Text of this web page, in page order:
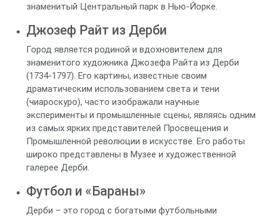
знаменитый Центральный парк в Нью-Йорке.
Джозеф Райт из Дерби
Город является родиной и вдохновителем для
знаменитого художника Джозефа Райта из Дерби
(1734-1797). Его картины, известные своим
драматическим использованием света и тени
(чиароскуро), часто изображали научные
эксперименты и промышленные сцены, являясь одним
из самых ярких представителей Просвещения и
Промышленной революции в искусстве. Его работы
широко представлены в Музее и художественной
галерее Дерби.
Футбол и «Бараны»
Дерби – это город с богатыми футбольными